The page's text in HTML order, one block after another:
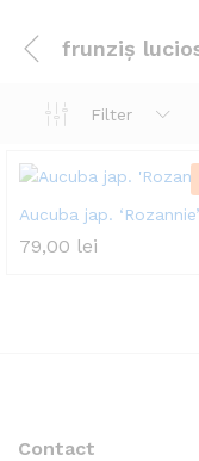
frunziș
Filter
Aucuba jap. ‘Rozannie’
79,00 lei
Contact